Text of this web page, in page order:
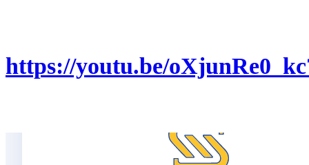
https://youtu.be/